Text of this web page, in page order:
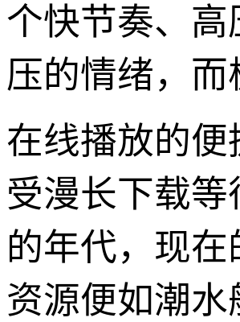
个快节奏、
压的情绪，
在线播放的
受漫长下载
的年代，现
资源便如潮